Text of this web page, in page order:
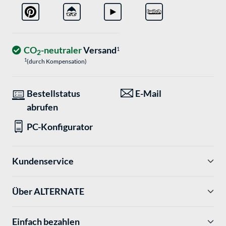
CO2-neutralerVersand1
1(durch Kompensation)
Bestellstatus
abrufen
E-Mail
PC-Konfigurator
Kundenservice
Über ALTERNATE
Einfach bezahlen